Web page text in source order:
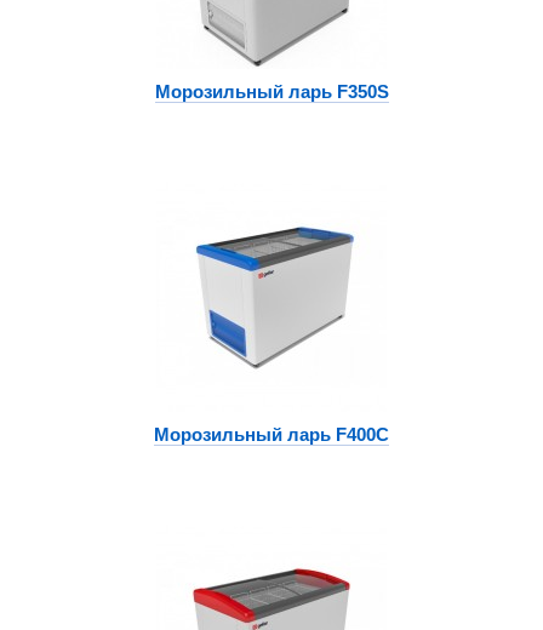
Морозильный ларь F350S
Морозильный ларь F400C